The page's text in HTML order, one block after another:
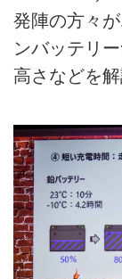
発陣の方々
ンバッテリ
高さなどを